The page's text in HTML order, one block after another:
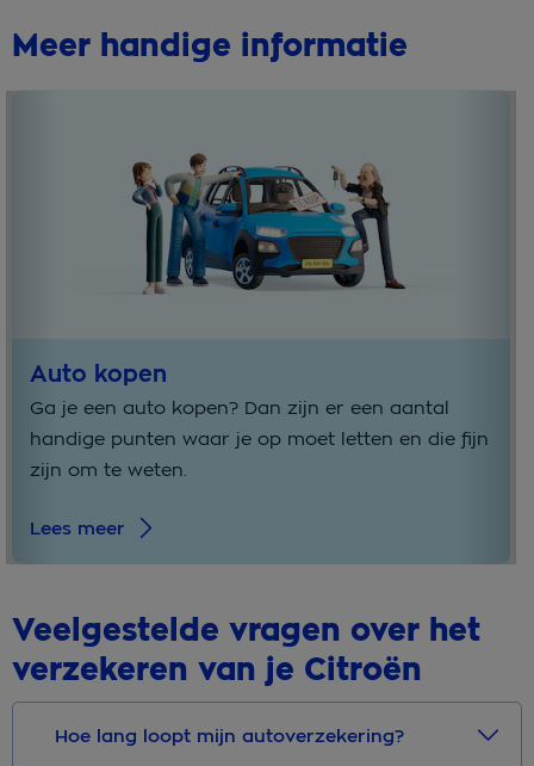
Meer handige informatie
Auto kopen
Ga je een auto kopen? Dan zijn er een aantal
handige punten waar je op moet letten en die fijn
zijn om te weten.
Lees meer
Veelgestelde vragen over het
verzekeren van je Citroën
Hoe lang loopt mijn autoverzekering?